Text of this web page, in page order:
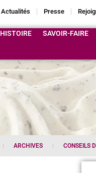
Actualités Presse
HISTOIRE SAVOIR-FAIRE
ARCHIVES CONSEILS